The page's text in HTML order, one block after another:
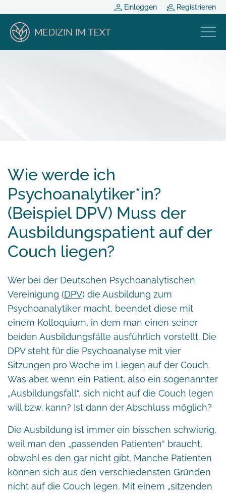
Einloggen Registrieren
Wie werde ich
Psychoanalytiker*in?
(Beispiel DPV) Muss der
Ausbildungspatient auf der
Couch liegen?
Wer bei der Deutschen Psychoanalytischen
Vereinigung (DPV) die Ausbildung zum
Psychoanalytiker macht, beendet diese mit
einem Kolloquium, in dem man einen seiner
beiden Ausbildungsfälle ausführlich vorstellt. Die
DPV steht für die Psychoanalyse mit vier
Sitzungen pro Woche im Liegen auf der Couch.
Was aber, wenn ein Patient, also ein sogenannter
„Ausbildungsfall“, sich nicht auf die Couch legen
will bzw. kann? Ist dann der Abschluss möglich?
Die Ausbildung ist immer ein bisschen schwierig,
weil man den „passenden Patienten“ braucht,
obwohl es den gar nicht gibt. Manche Patienten
können sich aus den verschiedensten Gründen
nicht auf die Couch legen. Mit einem „sitzenden